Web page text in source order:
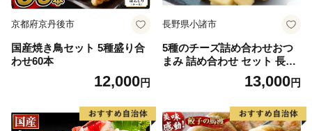
京都府京丹後市
国産焼き鳥セット 5種盛り合
わせ60本
12,000円
長野県小諸市
5種のチーズ詰め合わせおつ
まみ 詰め合わせ セット 長野
信州 小諸 乳製品 加工食品 盛
13,000円